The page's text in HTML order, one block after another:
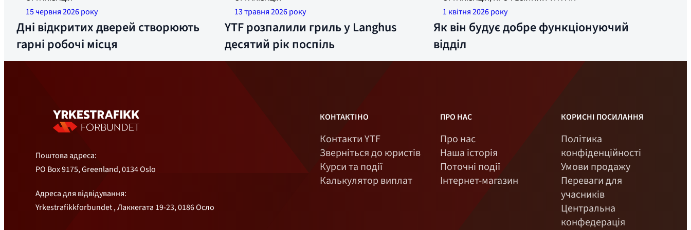
Langhus. Фото: Ніклас К. Сьорбель
15 червня 2026 року
Дні відкритих дверей створюють
гарні робочі місця
13 травня 2026 року
YTF розпалили гриль у Langhus
десятий рік поспіль
нагороду від Енн Крістін Мобакк із Gjensidige та лідера
профспілки Труде Санде. Фото: Øyvind Henriksen
1 квітня 2026 року
Як він будує добре функціонуючий
відділ
Поштова адреса:
PO Box 9175, Greenland, 0134 Oslo
Адреса для відвідування:
Yrkestrafikkforbundet , Лаккегата 19-23, 0186 Осло
КОНТАКТІНО
Контакти YTF
Зверніться до юристів
Курси та події
Калькулятор виплат
ПРО НАС
Про нас
Наша історія
Поточні події
Інтернет-магазин
КОРИСНІ ПОСИЛАННЯ
Політика
конфіденційності
Умови продажу
Переваги для
учасників
Центральна
конфедерація